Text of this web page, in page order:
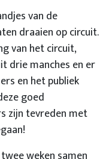
van de
draaien op circuit.
van het circuit,
drie manches en er
en het publiek
goed
zijn tevreden met